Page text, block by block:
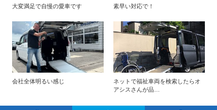
大変満足で自慢の愛車です 素早い対応で！
会社全体明るい感じ
ネットで福祉車両を検索したらオ
アシスさんが品…